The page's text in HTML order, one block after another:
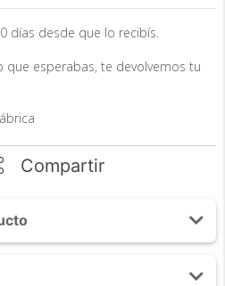
días desde que lo recibís.
que esperabas, te devolvemos tu
Compartir
CCTV Visión Nocturna
segura
más altos estándares de
avalan 14 años de